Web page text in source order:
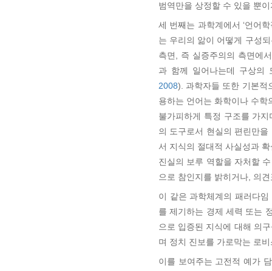
범역만을 상정할 수 있을 뿐
세 번째는 과학계에서 ‘언어
는 우리의 앎이 어떻게 구성
측면, 즉 실증주의의 측면에
과 함께 일어나는데 구상의
2008). 과학자들 또한 기본적
용하는 언어는 화학이나 수
불가피하게 특정 구조를 가
의 도구로서 현실의 편린만
서 지식의 절대적 사실성과
진실의 보루 역할을 자처할
으로 참인지를 밝히거나, 의
이 같은 과학체계의 패러다
를 제기하는 경제 세력 또는
으로 입증된 지식에 대해 의
며 정치 진보를 가로막는 로
이를 보여주는 고전적 예가